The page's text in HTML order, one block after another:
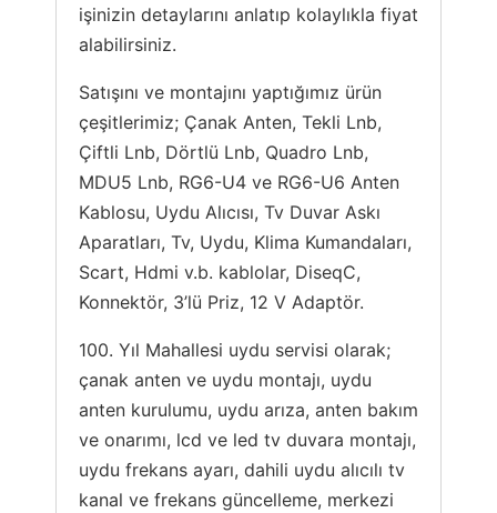
işinizin detaylarını anlatıp kolaylıkla fiyat
alabilirsiniz.
Satışını ve montajını yaptığımız ürün
çeşitlerimiz; Çanak Anten, Tekli Lnb,
Çiftli Lnb, Dörtlü Lnb, Quadro Lnb,
MDU5 Lnb, RG6-U4 ve RG6-U6 Anten
Kablosu, Uydu Alıcısı, Tv Duvar Askı
Aparatları, Tv, Uydu, Klima Kumandaları,
Scart, Hdmi v.b. kablolar, DiseqC,
Konnektör, 3’lü Priz, 12 V Adaptör.
100. Yıl Mahallesi uydu servisi olarak;
çanak anten ve uydu montajı, uydu
anten kurulumu, uydu arıza, anten bakım
ve onarımı, lcd ve led tv duvara montajı,
uydu frekans ayarı, dahili uydu alıcılı tv
kanal ve frekans güncelleme, merkezi